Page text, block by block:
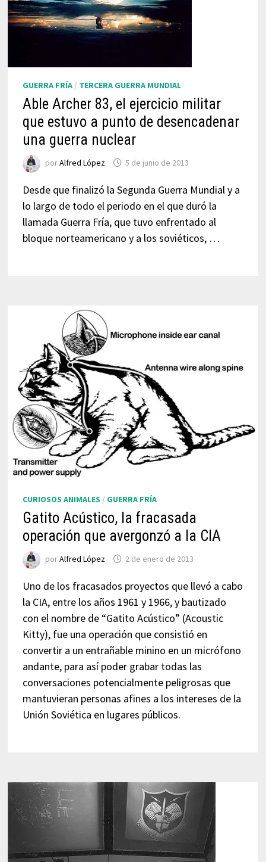
GUERRA FRÍA/ TERCERA GUERRA MUNDIAL
Able Archer 83, el ejercicio militar
que estuvo a punto de desencadenar
una guerra nuclear
porAlfred López 5 de junio de 2013
Desde que finalizó la Segunda Guerra Mundial y a
lo largo de todo el periodo en el que duró la
llamada Guerra Fría, que tuvo enfrentado al
bloque norteamericano y a los soviéticos, …
CURIOSOS ANIMALES / GUERRA FRÍA
Gatito Acústico, la fracasada
operación que avergonzó a la CIA
porAlfred López 2 de enero de 2013
Uno de los fracasados proyectos que llevó a cabo
la CIA, entre los años 1961 y 1966, y bautizado
con el nombre de “Gatito Acústico” (Acoustic
Kitty), fue una operación que consistió en
convertir a un entrañable minino en un micrófono
andante, para así poder grabar todas las
conversaciones potencialmente peligrosas que
mantuvieran personas afines a los intereses de la
Unión Soviética en lugares públicos.